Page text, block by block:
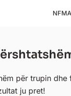
NFMA
për trupin
ju pret!